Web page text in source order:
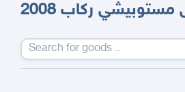
ركاب 2008